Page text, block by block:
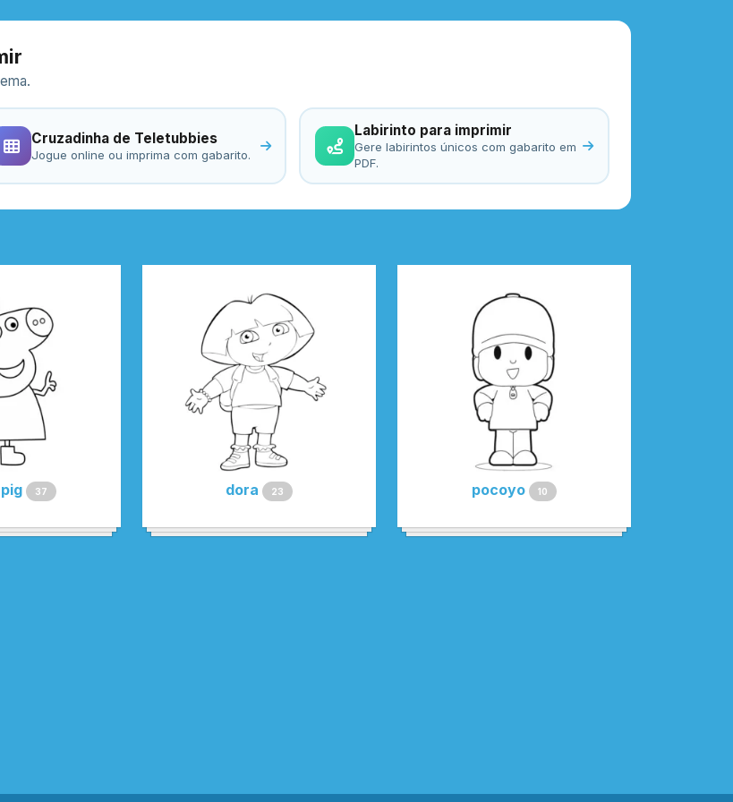
Cruzadinha de Teletubbies
Jogue online ou imprima com gabarito.
Labirinto para imprimir
Gere labirintos únicos com gabarito em
PDF.
37 dora 23 pocoyo 10